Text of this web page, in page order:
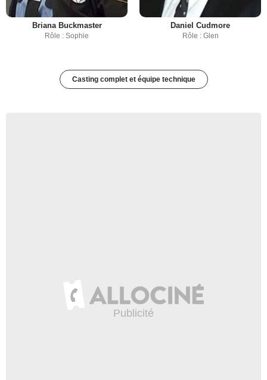
Briana Buckmaster
Rôle : Sophie
Daniel Cudmore
Rôle : Glen
Casting complet et équipe technique